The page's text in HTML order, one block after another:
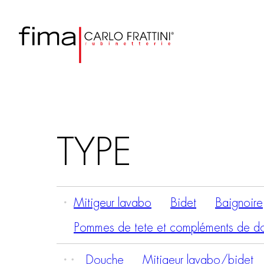
TYPE
Mitigeur lavabo Bidet Baignoire
Pommes de tete et compléments de
Douche Mitigeur lavabo/bidet